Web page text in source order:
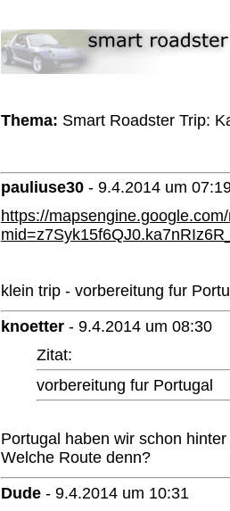
Thema: Smart Roadster Trip:
pauliuse30 - 9.4.2014 um
https://
klein trip - vorbereitung fur
knoetter - 9.4.2014 um 08:30
Zitat:
vorbereitung fur Portugal
Portugal haben wir schon
Welche Route denn?
Dude - 9.4.2014 um 10:31